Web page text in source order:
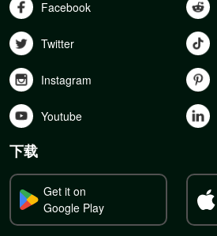
Facebook
Twitter
Instagram
Youtube
下载
Get it on
Google Play